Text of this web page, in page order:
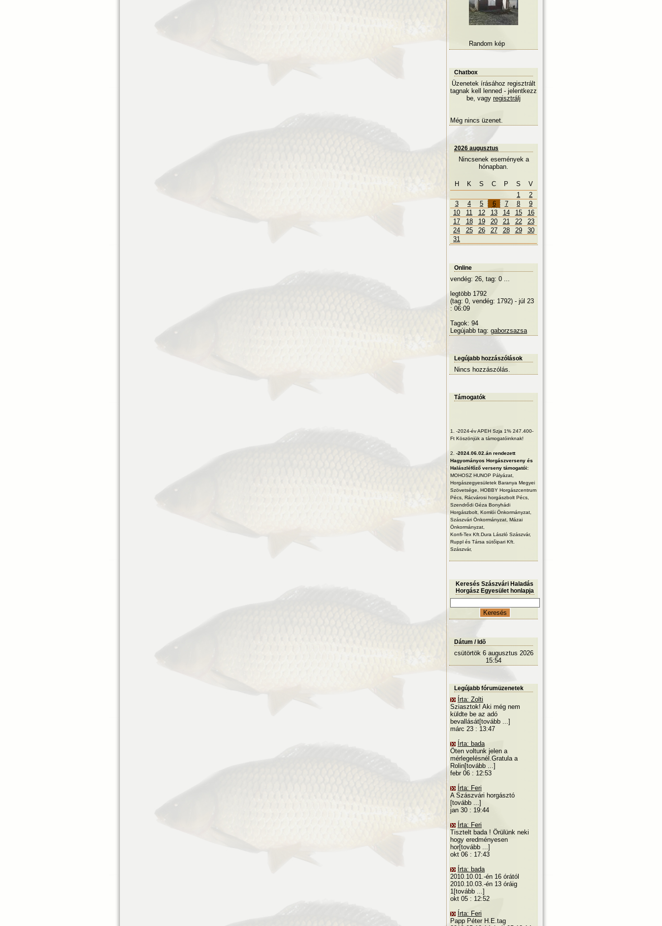
Random kép
Chatbox
Üzenetek írásához regisztrált
tagnak kell lenned - jelentkezz
be, vagy regisztrálj
Még nincs üzenet.
2026 augusztus
Nincsenek események a
hónapban.
H K S C P S
V
1
2
3
4 5 6 7 8
9
10
11 12 13 14 15
16
17
18 19 20 21 22
23
24
25 26 27 28 29
30
31
Online
vendég: 26, tag: 0 ...
legtöbb 1792
(tag: 0, vendég: 1792) - júl 23
: 06:09
Tagok: 94
Legújabb tag: gaborzsazsa
Legújabb hozzászólások
Nincs hozzászólás.
Támogatók
1.
-2024-év APEH Szja 1% 247.400-
Ft Köszönjük a támogatóinknak!
2.
-2024.06.02.án rendezett
Hagyományos Horgászverseny és
Halászléfőző verseny támogatói:
MOHOSZ HUNOP Pályázat,
Horgászegyesületek Baranya Megyei
Szövetsége, HOBBY Horgászcentrum
Pécs, Rácvárosi horgászbolt Pécs,
Szendrődi Géza Bonyhádi
Horgászbolt, Komlói Önkormányzat,
Szászvári Önkormányzat, Mázai
Önkormányzat,
Konfi-Tex Kft.Dura László Szászvár,
Ruppl és Társa sütőipari Kft.
Szászvár,
Keresés Szászvári Haladás
Horgász Egyesület honlapja
Dátum / Idõ
csütörtök 6 augusztus 2026
15:54
Legújabb fórumüzenetek
Írta: Zolti
Sziasztok! Aki még nem
küldte be az adó
bevallását[tovább ...]
márc 23 : 13:47
Írta: bada
Öten voltunk jelen a
mérlegelésnél.Gratula a
Rolin[tovább ...]
febr 06 : 12:53
Írta: Feri
A Szászvári horgásztó
[tovább ...]
jan 30 : 19:44
Írta: Feri
Tisztelt bada ! Örülünk neki
hogy eredményesen
hor[tovább ...]
okt 06 : 17:43
Írta: bada
2010.10.01.-én 16 órától
2010.10.03.-én 13 óráig
1[tovább ...]
okt 05 : 12:52
Írta: Feri
Papp Péter H.E.tag